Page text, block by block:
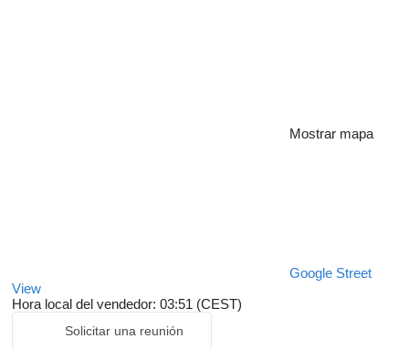
Mostrar mapa
Google Street
View
Hora local del vendedor: 03:51 (CEST)
Solicitar una reunión